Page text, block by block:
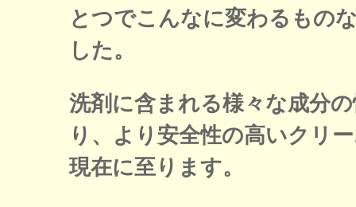
とつでこんなに変わるもの
した。
洗剤に含まれる様々な成分
り、より安全性の高いクリ
現在に至ります。